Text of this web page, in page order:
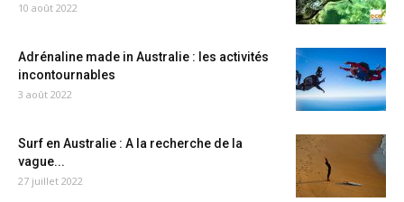
10 août 2022
Adrénaline made in Australie : les activités
incontournables
3 août 2022
Surf en Australie : A la recherche de la
vague...
27 juillet 2022